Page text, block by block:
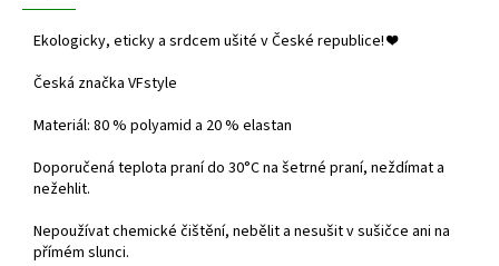
Ekologicky, eticky a srdcem ušité v České republice! ❤️
Česká značka VFstyle
Materiál: 80 % polyamid a 20 % elastan
Doporučená teplota praní do 30°C na šetrné praní, neždímat a
nežehlit.
Nepoužívat chemické čištění, nebělit a nesušit v sušičce ani na
přímém slunci.